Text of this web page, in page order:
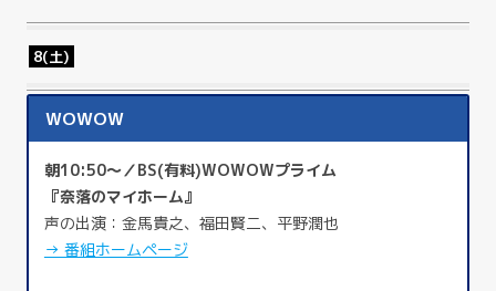
8(土)
WOWOW
朝10:50～／BS(有料)WOWOWプライム
『奈落のマイホーム』
声の出演：金馬貴之、福田賢二、平野潤也
→ 番組ホームページ